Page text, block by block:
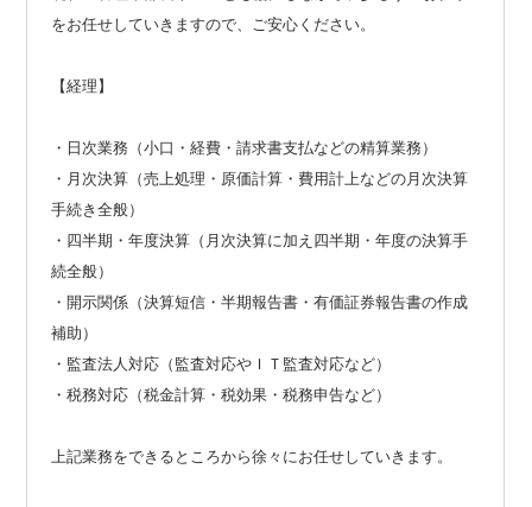
をお任せしていきますので、ご安心ください。
【経理】
・日次業務（小口・経費・請求書支払などの精算業務）
・月次決算（売上処理・原価計算・費用計上などの月次決算
手続き全般）
・四半期・年度決算（月次決算に加え四半期・年度の決算手
続全般）
・開示関係（決算短信・半期報告書・有価証券報告書の作成
補助）
・監査法人対応（監査対応やＩＴ監査対応など）
・税務対応（税金計算・税効果・税務申告など）
上記業務をできるところから徐々にお任せしていきます。